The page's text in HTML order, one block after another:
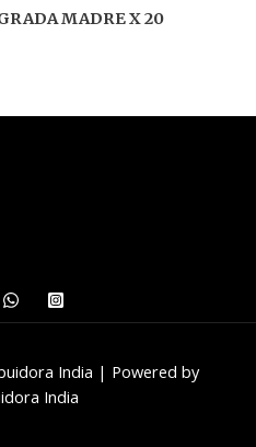
MADRE X 20
India | Powered by
India